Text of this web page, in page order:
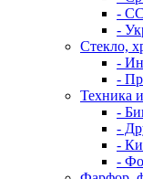
-
-
Стекло,
-
-
Техника
-
-
-
-